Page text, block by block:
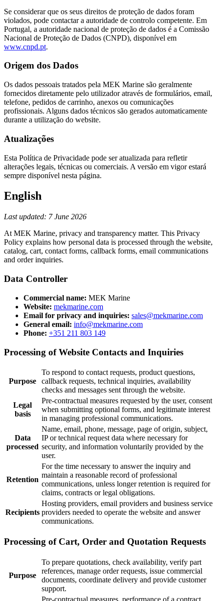
Se considerar que os seus direitos de proteção de dados foram
violados, pode contactar a autoridade de controlo competente. Em
Portugal, a autoridade nacional de proteção de dados é a Comissão
Nacional de Proteção de Dados (CNPD), disponível em
www.cnpd.pt.
Origem dos Dados
Os dados pessoais tratados pela MEK Marine são geralmente
fornecidos diretamente pelo utilizador através de formulários, email,
telefone, pedidos de carrinho, anexos ou comunicações
profissionais. Alguns dados técnicos são gerados automaticamente
durante a utilização do website.
Atualizações
Esta Política de Privacidade pode ser atualizada para refletir
alterações legais, técnicas ou comerciais. A versão em vigor estará
sempre disponível nesta página.
English
Last updated: 7 June 2026
At MEK Marine, privacy and transparency matter. This Privacy
Policy explains how personal data is processed through the website,
catalog, cart, contact forms, callback forms, email communications
and order inquiries.
Data Controller
Commercial name: MEK Marine
Website: mekmarine.com
Email for privacy and inquiries: sales@mekmarine.com
General email: info@mekmarine.com
Phone: +351 211 803 149
Processing of Website Contacts and Inquiries
Purpose
To respond to contact requests, product questions,
callback requests, technical inquiries, availability
checks and messages sent through the website.
Legal
basis
Pre-contractual measures requested by the user, consent
when submitting optional forms, and legitimate interest
in managing professional communications.
Data
processed
Name, email, phone, message, page of origin, subject,
IP or technical request data where necessary for
security, and information voluntarily provided by the
user.
Retention
For the time necessary to answer the inquiry and
maintain a reasonable record of professional
communications, unless longer retention is required for
claims, contracts or legal obligations.
Recipients
Hosting providers, email providers and business service
providers needed to operate the website and answer
communications.
Processing of Cart, Order and Quotation Requests
Purpose
To prepare quotations, check availability, verify part
references, manage order requests, issue commercial
documents, coordinate delivery and provide customer
support.
Pre-contractual measures, performance of a contract